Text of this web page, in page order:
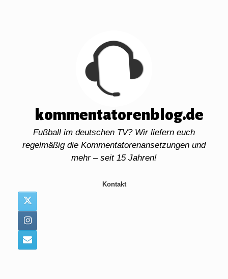
kommentatorenblog.de
Fußball im deutschen TV? Wir liefern euch
regelmäßig die Kommentatorenansetzungen und
mehr – seit 15 Jahren!
Kontakt